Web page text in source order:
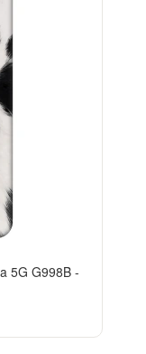
5G G998B -